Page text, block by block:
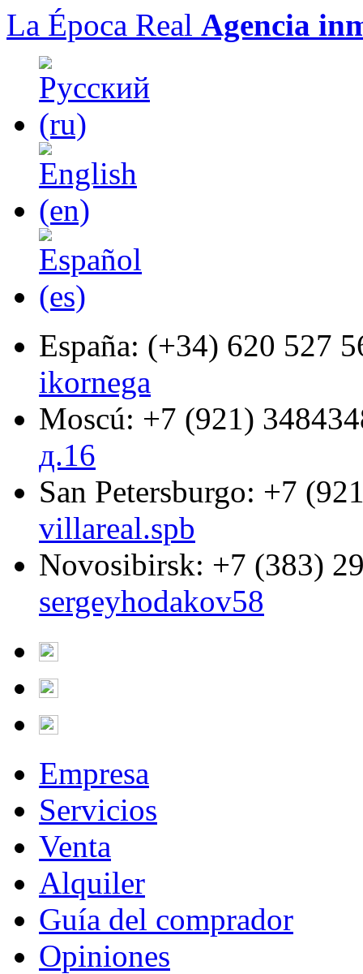
La Época Real Agencia
España: (+34) 620 527
ikornega
Moscú: +7 (921)
д.16
San Petersburgo: +7
villareal.spb
Novosibirsk: +7 (383)
sergeyhodakov58
Empresa
Servicios
Venta
Alquiler
Guía del comprador
Opiniones